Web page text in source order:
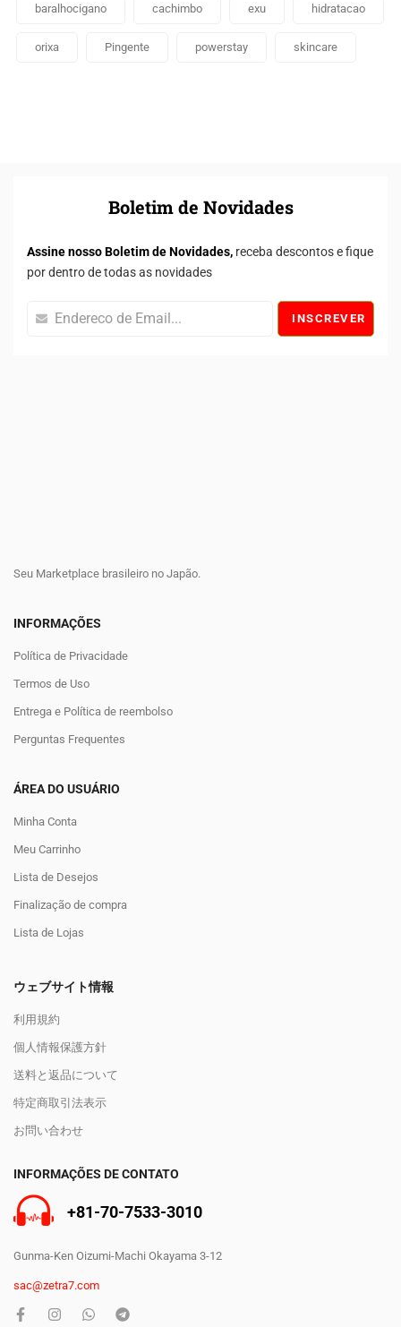
baralhocigano cachimbo exu hidratacao
orixa Pingente powerstay skincare
Boletim de Novidades
Assine nosso Boletim de Novidades, receba descontos e fique
por dentro de todas as novidades
INSCREVER
Seu Marketplace brasileiro no Japão.
INFORMAÇÕES
Política de Privacidade
Termos de Uso
Entrega e Política de reembolso
Perguntas Frequentes
ÁREA DO USUÁRIO
Minha Conta
Meu Carrinho
Lista de Desejos
Finalização de compra
Lista de Lojas
ウェブサイト情報
利用規約
個人情報保護方針
送料と返品について
特定商取引法表示
お問い合わせ
INFORMAÇÕES DE CONTATO
+81-70-7533-3010
Gunma-Ken Oizumi-Machi Okayama 3-12
sac@zetra7.com